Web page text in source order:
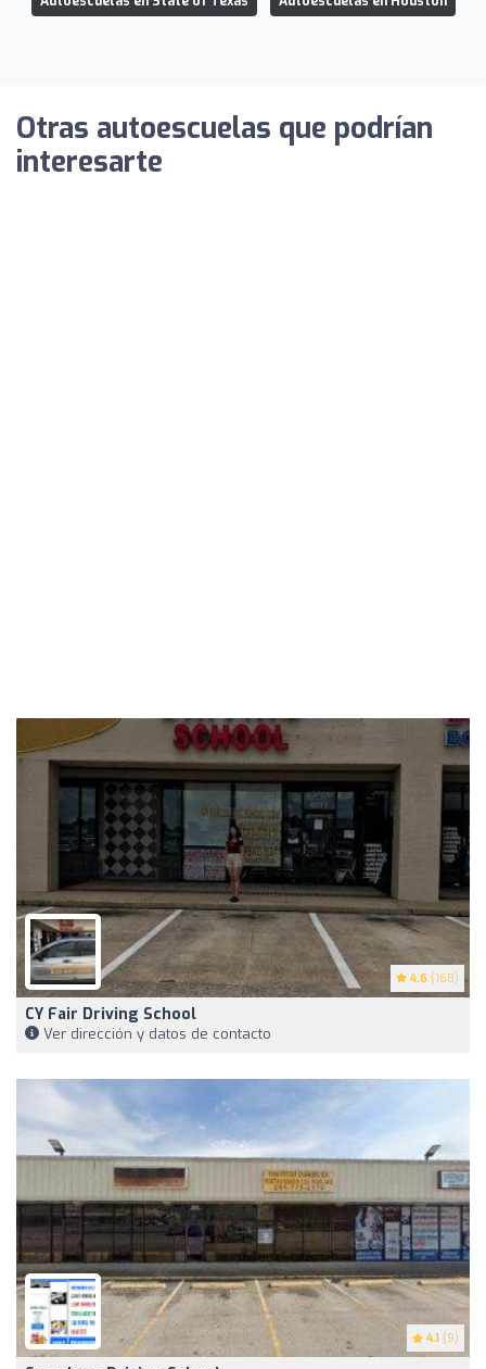
Otras autoescuelas que podrían
interesarte
4.6 (168)
CY Fair Driving School
Ver dirección y datos de contacto
4.1 (9)